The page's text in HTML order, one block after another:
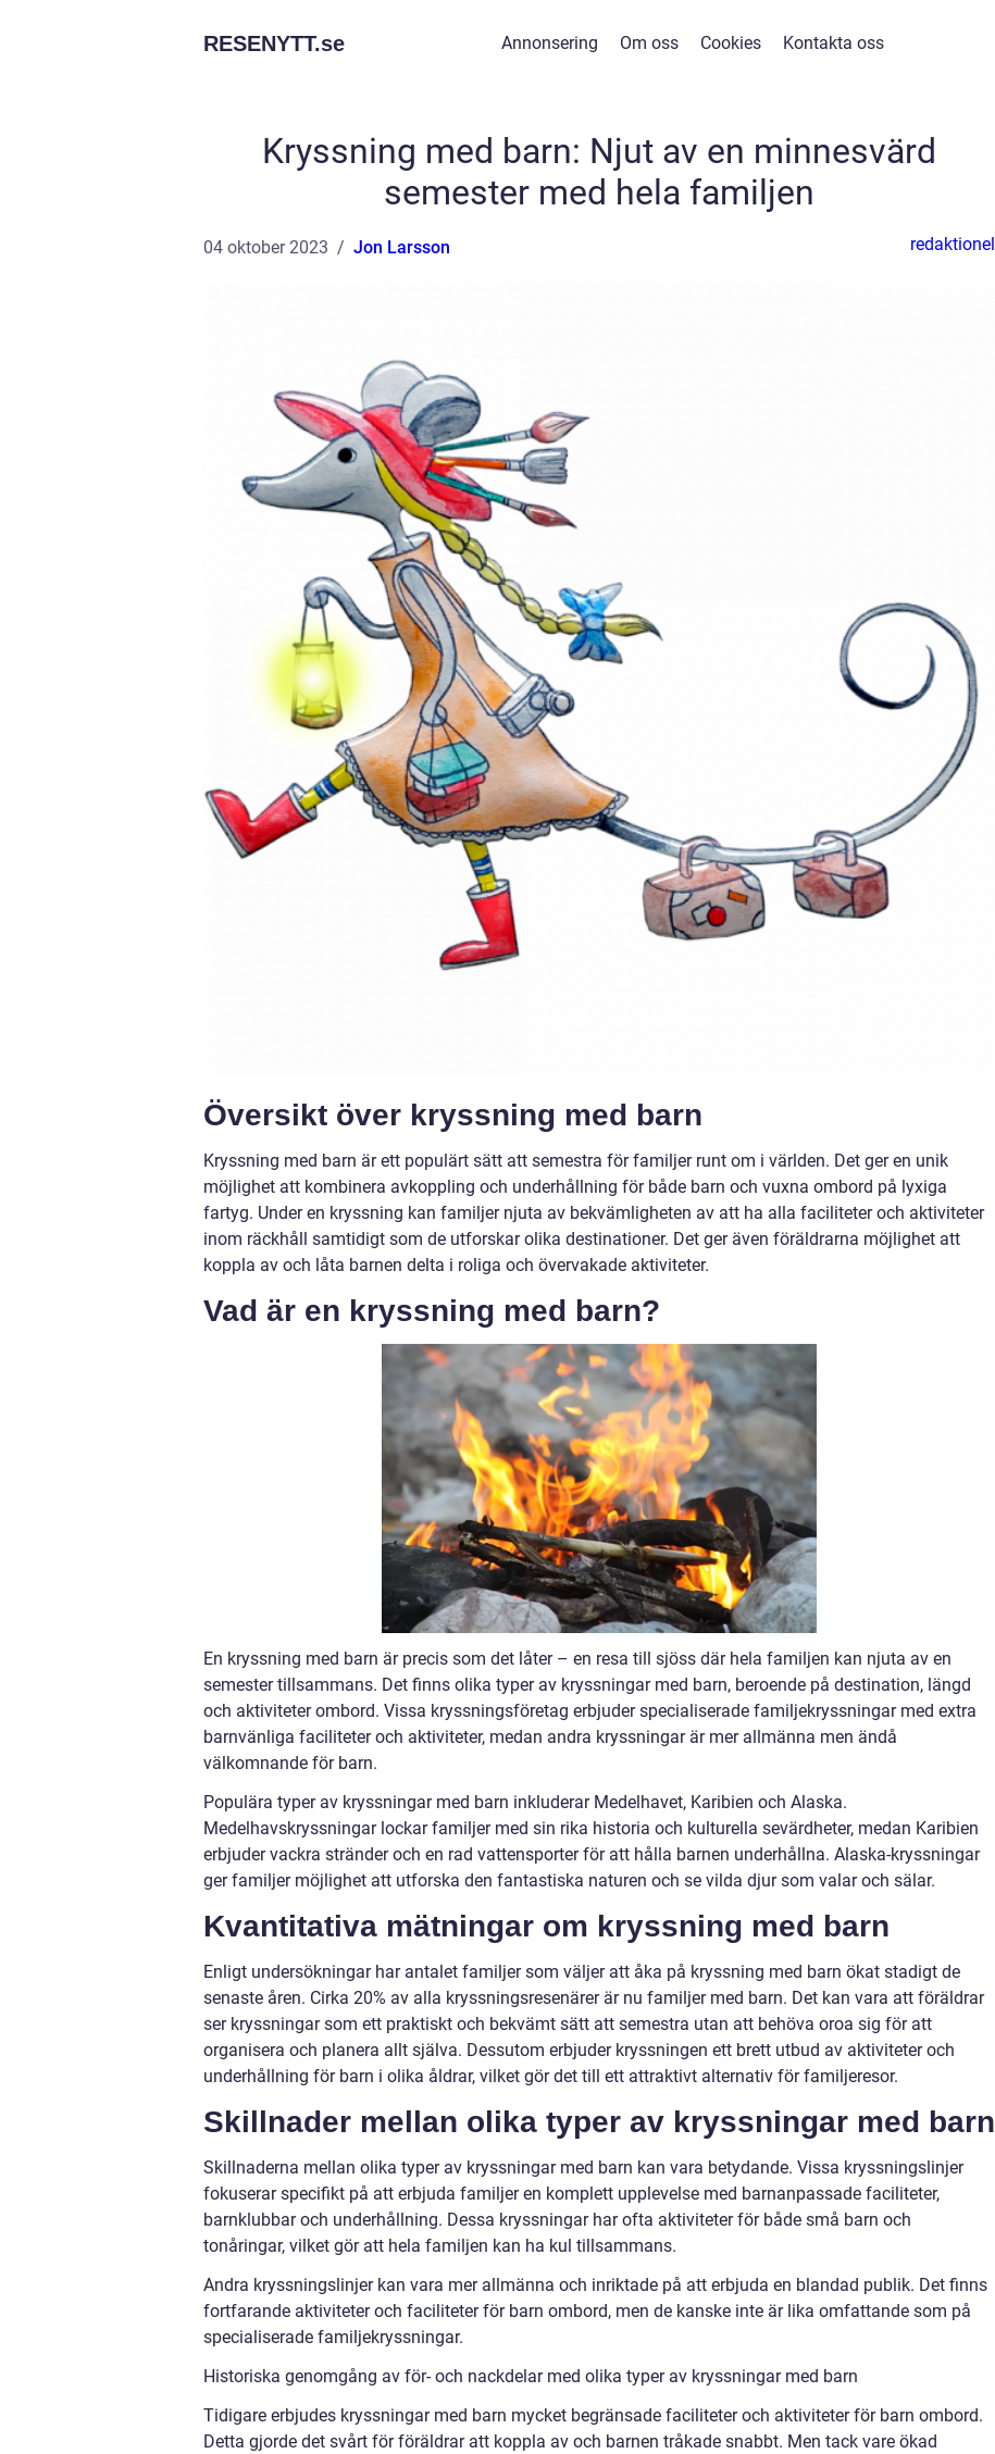
RESENYTT.se Annonsering Om oss Cookies Kontakta oss
Kryssning med barn: Njut av en minnesvärd
semester med hela familjen
04 oktober 2023 Jon Larsson redaktionel
Översikt över kryssning med barn
Kryssning med barn är ett populärt sätt att semestra för familjer runt om i världen. Det ger en unik
möjlighet att kombinera avkoppling och underhållning för både barn och vuxna ombord på lyxiga
fartyg. Under en kryssning kan familjer njuta av bekvämligheten av att ha alla faciliteter och aktiviteter
inom räckhåll samtidigt som de utforskar olika destinationer. Det ger även föräldrarna möjlighet att
koppla av och låta barnen delta i roliga och övervakade aktiviteter.
Vad är en kryssning med barn?
En kryssning med barn är precis som det låter – en resa till sjöss där hela familjen kan njuta av en
semester tillsammans. Det finns olika typer av kryssningar med barn, beroende på destination, längd
och aktiviteter ombord. Vissa kryssningsföretag erbjuder specialiserade familjekryssningar med extra
barnvänliga faciliteter och aktiviteter, medan andra kryssningar är mer allmänna men ändå
välkomnande för barn.
Populära typer av kryssningar med barn inkluderar Medelhavet, Karibien och Alaska.
Medelhavskryssningar lockar familjer med sin rika historia och kulturella sevärdheter, medan Karibien
erbjuder vackra stränder och en rad vattensporter för att hålla barnen underhållna. Alaska-kryssningar
ger familjer möjlighet att utforska den fantastiska naturen och se vilda djur som valar och sälar.
Kvantitativa mätningar om kryssning med barn
Enligt undersökningar har antalet familjer som väljer att åka på kryssning med barn ökat stadigt de
senaste åren. Cirka 20% av alla kryssningsresenärer är nu familjer med barn. Det kan vara att föräldrar
ser kryssningar som ett praktiskt och bekvämt sätt att semestra utan att behöva oroa sig för att
organisera och planera allt själva. Dessutom erbjuder kryssningen ett brett utbud av aktiviteter och
underhållning för barn i olika åldrar, vilket gör det till ett attraktivt alternativ för familjeresor.
Skillnader mellan olika typer av kryssningar med barn
Skillnaderna mellan olika typer av kryssningar med barn kan vara betydande. Vissa kryssningslinjer
fokuserar specifikt på att erbjuda familjer en komplett upplevelse med barnanpassade faciliteter,
barnklubbar och underhållning. Dessa kryssningar har ofta aktiviteter för både små barn och
tonåringar, vilket gör att hela familjen kan ha kul tillsammans.
Andra kryssningslinjer kan vara mer allmänna och inriktade på att erbjuda en blandad publik. Det finns
fortfarande aktiviteter och faciliteter för barn ombord, men de kanske inte är lika omfattande som på
specialiserade familjekryssningar.
Historiska genomgång av för- och nackdelar med olika typer av kryssningar med barn
Tidigare erbjudes kryssningar med barn mycket begränsade faciliteter och aktiviteter för barn ombord.
Detta gjorde det svårt för föräldrar att koppla av och barnen tråkade snabbt. Men tack vare ökad